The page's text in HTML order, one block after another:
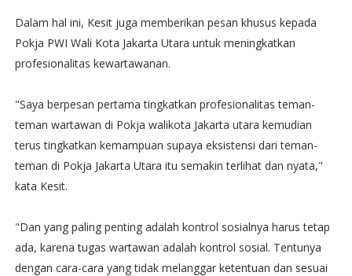
Dalam hal ini, Kesit juga memberikan pesan khusus kepada
Pokja PWI Wali Kota Jakarta Utara untuk meningkatkan
profesionalitas kewartawanan.
"Saya berpesan pertama tingkatkan profesionalitas teman-
teman wartawan di Pokja walikota Jakarta utara kemudian
terus tingkatkan kemampuan supaya eksistensi dari teman-
teman di Pokja Jakarta Utara itu semakin terlihat dan nyata,"
kata Kesit.
"Dan yang paling penting adalah kontrol sosialnya harus tetap
ada, karena tugas wartawan adalah kontrol sosial. Tentunya
dengan cara-cara yang tidak melanggar ketentuan dan sesuai